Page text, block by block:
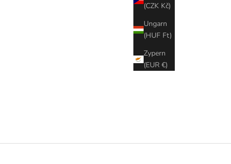
(CZK Kč)
Ungarn
(HUF Ft)
Zypern
(EUR €)